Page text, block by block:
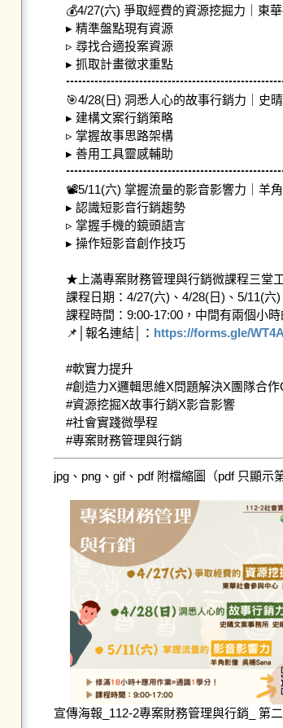
💰4/27(六) 爭取經費的資源挖掘力｜東
▸ 精準盤點現有資源
▹ 尋找合適投案資源
▸ 抓取計畫徵求重點
🎯4/28(日) 洞悉人心的故事行銷力｜史
▸ 建構文案行銷策略
▹ 掌握故事思路架構
▸ 善用工具靈感輔助
📽️5/11(六) 掌握流量的影音影響力｜羊
▸ 認識短影音行銷趨勢
▹ 掌握手機的鏡頭語言
▸ 操作短影音創作技巧
★上滿專案財務管理與行銷微課程三堂
課程日期：4/27(六)、4/28(日)、5/11(六)
課程時間：9:00-17:00，中間有兩個小時
📌│報名連結│： https://forms.gle/
#軟實力提升
#創造力X邏輯思維X問題解決X團隊合作
#資源挖掘X故事行銷X影音影響
#社會實踐微學程
#專案財務管理與行銷
jpg、png、gif、pdf 附檔縮圖（pdf 只顯示
宣傳海報_112-2專案財務管理與行銷_ 第